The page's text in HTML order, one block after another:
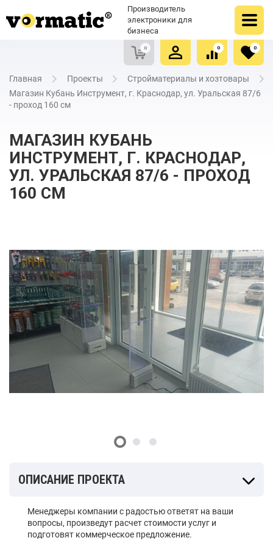
Производитель
электроники для
бизнеса
0
Очистить список сравнения
0
Очистить избранное
0
Главная Проекты
Стройматериалы и хозтовары
Магазин Кубань Инструмент, г. Краснодар, ул. Уральская 87/6
- проход 160 см
МАГАЗИН КУБАНЬ
ИНСТРУМЕНТ, Г. КРАСНОДАР,
УЛ. УРАЛЬСКАЯ 87/6 - ПРОХОД
160 СМ
Менеджеры компании с радостью ответят на ваши
вопросы, произведут расчет стоимости услуг и
подготовят коммерческое предложение.
ОПИСАНИЕ ПРОЕКТА